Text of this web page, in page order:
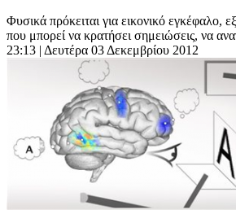
Φυσικά πρόκειται για εικονικό εγκέφαλο,
που μπορεί να κρατήσει σημειώσεις, να
23:13 | Δευτέρα 03 Δεκεμβρίου 2012